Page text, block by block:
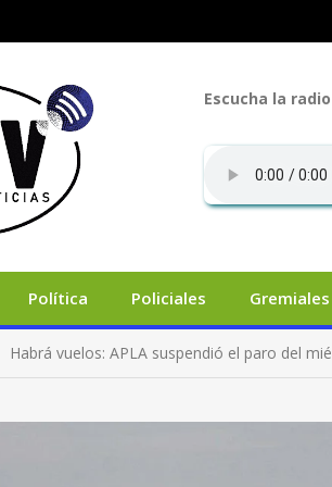
Escucha la
Política Policiales Gremiales
Habrá vuelos: APLA suspendió el paro del